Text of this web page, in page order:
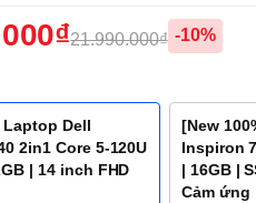
21.990.000₫ -10%
Laptop Dell
2in1 Core 5-120U
| 14 inch FHD
[New
Inspiron
| 16GB |
Cảm ứng